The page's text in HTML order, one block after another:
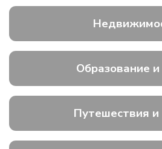
Образование и
Путешествия